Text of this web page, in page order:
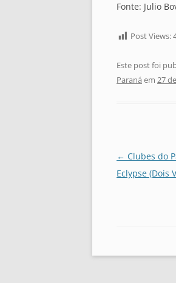
Fonte: Julio
Post Views:
Este post foi
Paraná em 27
Navegação
de
← Clubes do
Eclypse (Dois